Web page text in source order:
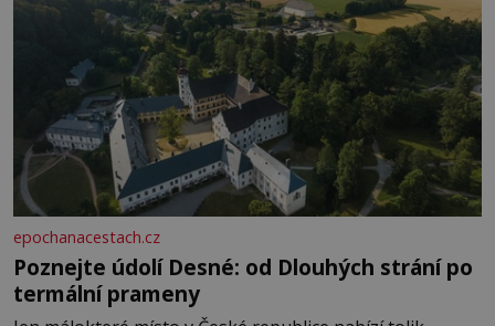
epochanacestach.cz
Poznejte údolí Desné: od Dlouhých strání po
termální prameny